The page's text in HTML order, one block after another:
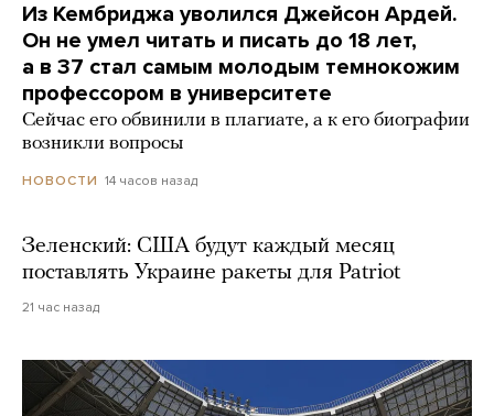
Из Кембриджа уволился Джейсон Ардей.
Он не умел читать и писать до 18 лет,
а в 37 стал самым молодым темнокожим
профессором в университете
Сейчас его обвинили в плагиате, а к его биографии
возникли вопросы
НОВОСТИ 14 часов назад
Зеленский: США будут каждый месяц
поставлять Украине ракеты для Patriot
21 час назад